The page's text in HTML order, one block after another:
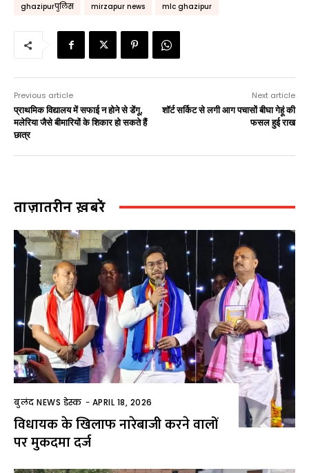
ghazipurपुलिस mirzapur news mlc ghazipur
Previous article
प्राथमिक विद्यालय में सफाई न होने से डेंगू,
मलेरिया जैसे बीमारियों के शिकार हो सकते हैं
छात्र
Next article
शॉर्ट सर्किट से लगी आग पचासों बीघा गेहूं की
फसल हुई राख
ताज़ातरीन ख़बरें
बुलंद NEWS डेस्क - APRIL 18, 2026
विधायक के खिलाफ नारेबाजी करने वालों
पर मुकदमा दर्ज